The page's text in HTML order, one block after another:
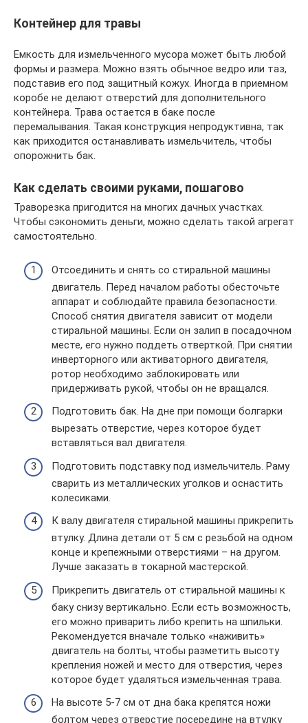
Контейнер для травы
Емкость для измельченного мусора может быть любой
формы и размера. Можно взять обычное ведро или таз,
подставив его под защитный кожух. Иногда в приемном
коробе не делают отверстий для дополнительного
контейнера. Трава остается в баке после
перемалывания. Такая конструкция непродуктивна, так
как приходится останавливать измельчитель, чтобы
опорожнить бак.
Как сделать своими руками, пошагово
Траворезка пригодится на многих дачных участках.
Чтобы сэкономить деньги, можно сделать такой агрегат
самостоятельно.
Отсоединить и снять со стиральной машины
двигатель. Перед началом работы обесточьте
аппарат и соблюдайте правила безопасности.
Способ снятия двигателя зависит от модели
стиральной машины. Если он залип в посадочном
месте, его нужно поддеть отверткой. При снятии
инверторного или активаторного двигателя,
ротор необходимо заблокировать или
придерживать рукой, чтобы он не вращался.
Подготовить бак. На дне при помощи болгарки
вырезать отверстие, через которое будет
вставляться вал двигателя.
Подготовить подставку под измельчитель. Раму
сварить из металлических уголков и оснастить
колесиками.
К валу двигателя стиральной машины прикрепить
втулку. Длина детали от 5 см с резьбой на одном
конце и крепежными отверстиями – на другом.
Лучше заказать в токарной мастерской.
Прикрепить двигатель от стиральной машины к
баку снизу вертикально. Если есть возможность,
его можно приварить либо крепить на шпильки.
Рекомендуется вначале только «наживить»
двигатель на болты, чтобы разметить высоту
крепления ножей и место для отверстия, через
которое будет удаляться измельченная трава.
На высоте 5-7 см от дна бака крепятся ножи
болтом через отверстие посередине на втулку